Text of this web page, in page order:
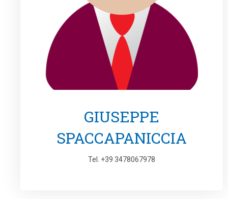
GIUSEPPE
SPACCAPANICCIA
Tel. +39 3478067978